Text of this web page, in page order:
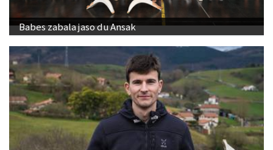
Babes zabala jaso du Ansak